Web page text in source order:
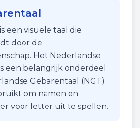
een visuele taal die
door de
Het Nederlandse
een belangrijk onderdeel
Gebarentaal (NGT)
om namen en
voor letter uit te spellen.